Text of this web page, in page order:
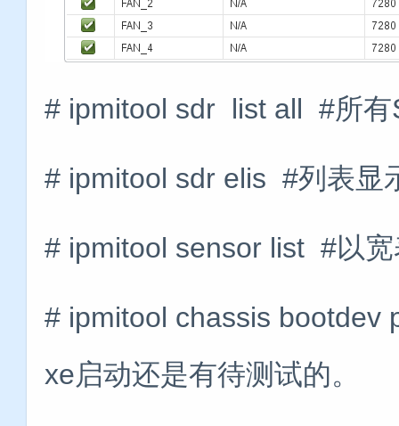
# ipmitool sdr list all #所有
# ipmitool sdr elis #列表显
# ipmitool sensor list #以
# ipmitool chassis bootdev
xe启动还是有待测试的。